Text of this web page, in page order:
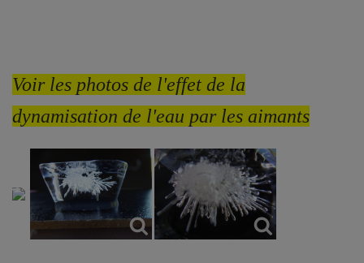
Voir les photos de l'effet de la
dynamisation de l'eau par les aimants